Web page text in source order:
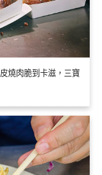
燒肉脆到卡滋，三寶